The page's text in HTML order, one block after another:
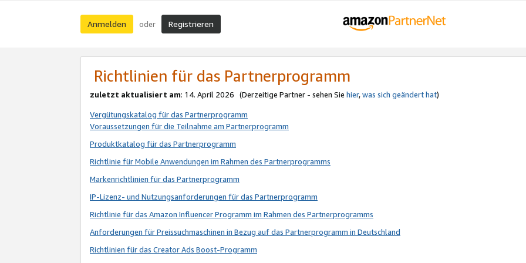
Anmelden oder Registrieren
Richtlinien für das Partnerprogramm
zuletzt aktualisiert am: 14. April 2026 (Derzeitige Partner - sehen Sie hier,was sich geändert hat)
Vergütungskatalog für das Partnerprogramm
Voraussetzungen für die Teilnahme am Partnerprogramm
Produktkatalog für das Partnerprogramm
Richtlinie für Mobile Anwendungen im Rahmen des Partnerprogramms
Markenrichtlinien für das Partnerprogramm
IP-Lizenz- und Nutzungsanforderungen für das Partnerprogramm
Richtlinie für das Amazon Influencer Programm im Rahmen des Partnerprogramms
Anforderungen für Preissuchmaschinen in Bezug auf das Partnerprogramm in Deutschland
Richtlinien für das Creator Ads Boost-Programm